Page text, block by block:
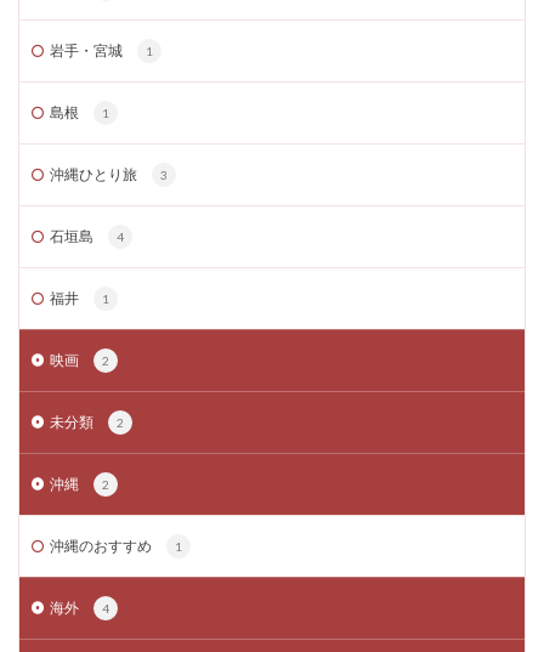
岩手・宮城 1
島根 1
沖縄ひとり旅 3
石垣島 4
福井 1
映画 2
未分類 2
沖縄 2
沖縄のおすすめ 1
海外 4